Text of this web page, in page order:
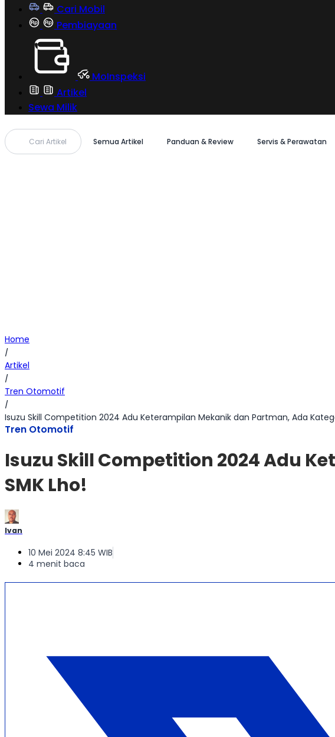
Cari Mobil
Pembiayaan
MoInspeksi
Artikel
Sewa Milik
Cari Artikel Semua Artikel Panduan & Review Servis & Perawatan
Home
/
Artikel
/
Tren Otomotif
/
Isuzu Skill Competition 2024 Adu Keterampilan Mekanik dan Partman, Ada
Tren Otomotif
Isuzu Skill Competition 2024 Adu
SMK Lho!
Ivan
10 Mei 2024 8:45 WIB
4 menit baca